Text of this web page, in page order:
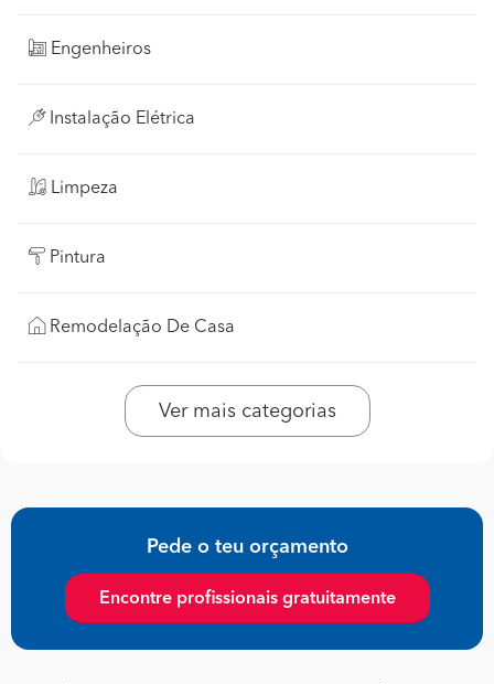
Engenheiros
Instalação Elétrica
Limpeza
Pintura
Remodelação De Casa
Ver mais categorias
Pede o teu orçamento
Encontre profissionais gratuitamente